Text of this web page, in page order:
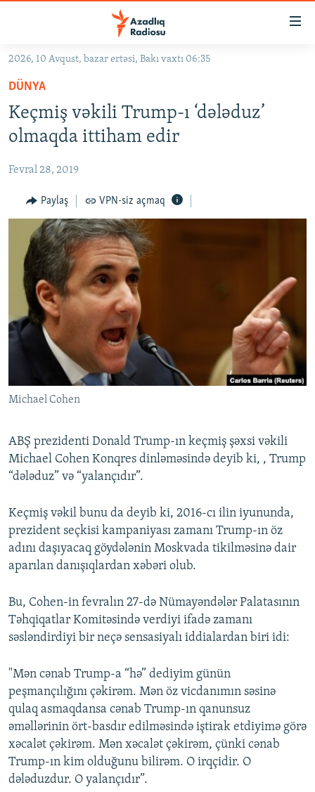
Əsas
qayıt
Əsas
naviqasiyaya
qayıt
Axtarışa
KORRUPSIOMETR
#ƏSLINDƏ
FƏRQƏ BAX
QANUNI DOĞRU
ARAŞDIRMA
MULTIMEDIA
VIDEO
FOTOQALEREYA
İNFOQRAFIKA
KARIKATURA
RADIO ARXIV
OXU ZALI
AZƏRBAYCAN ƏDƏBIYYATI KITABXANASI
İSLAM VƏ DEMOKRATIYA
İZ - MƏDƏNIYYƏT PROQRAMI
HAQQIMIZDA
MISSIYAMIZ
PEŞƏ ETIKASI VƏ JURNALISTIKA STANDARTLARIMIZ
MATERIALLARIMIZDAN ISTIFADƏ
AZADLIQRADIOSU MOBIL TELEFONUNUZDA
XƏBƏR BÜLLETENLƏRIMIZ
BIZI IZLƏ
RFE/RL-in bütün saytları
2026, 10 Avqust, bazar ertəsi, Bakı vaxtı 06:35
DÜNYA
Keçmiş vəkili Trump-ı ‘dələduz’
olmaqda ittiham edir
Fevral 28, 2019
Paylaş VPN-siz açmaq
Michael Cohen
ABŞ prezidenti Donald Trump-ın keçmiş şəxsi vəkili
Michael Cohen Konqres dinləməsində deyib ki, , Trump
“dələduz” və “yalançıdır”.
Keçmiş vəkil bunu da deyib ki, 2016-cı ilin iyununda,
prezident seçkisi kampaniyası zamanı Trump-ın öz
adını daşıyacaq göydələnin Moskvada tikilməsinə dair
aparılan danışıqlardan xəbəri olub.
Bu, Cohen-in fevralın 27-də Nümayəndələr Palatasının
Təhqiqatlar Komitəsində verdiyi ifadə zamanı
səsləndirdiyi bir neçə sensasiyalı iddialardan biri idi:
"Mən cənab Trump-a “hə” dediyim günün
peşmançılığını çəkirəm. Mən öz vicdanımın səsinə
qulaq asmaqdansa cənab Trump-ın qanunsuz
əməllərinin ört-basdır edilməsində iştirak etdiyimə görə
xəcalət çəkirəm. Mən xəcalət çəkirəm, çünki cənab
Trump-ın kim olduğunu bilirəm. O irqçidir. O
dələduzdur. O yalançıdır”.